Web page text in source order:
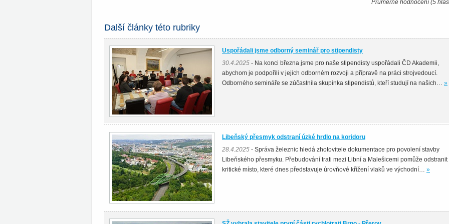
Průměrné hodnocení (5
Další články této rubriky
Uspořádali jsme odborný seminář pro stipendisty
30.4.2025 - Na konci března jsme pro naše stipendisty uspořádali ČD Akademii,
abychom je podpořili v jejich odborném rozvoji a přípravě na práci strojvedoucí.
Odborného semináře se zúčastnila skupinka stipendistů, kteří studují na našich… »
Libeňský přesmyk odstraní úzké hrdlo na koridoru
28.4.2025 - Správa železnic hledá zhotovitele dokumentace pro povolení stavby
Libeňského přesmyku. Přebudování trati mezi Libní a Malešicemi pomůže odstranit
kritické místo, které dnes představuje úrovňové křížení vlaků ve východní… »